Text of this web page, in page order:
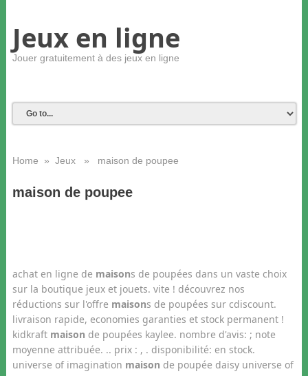
Jeux en ligne
Jouer gratuitement à des jeux en ligne
Home » Jeux» maison de poupee
maison de poupee
achat en ligne de maisons de poupées dans un vaste choix
sur la boutique jeux et jouets. vite ! découvrez nos
réductions sur l'offre maisons de poupées sur cdiscount.
livraison rapide, economies garanties et stock permanent !
kidkraft maison de poupées kaylee. nombre d'avis: ; note
moyenne attribuée. .. prix : , . disponibilité: en stock.
universe of imagination maison de poupée daisy universe of